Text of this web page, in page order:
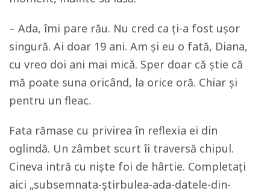
– Ada, îmi pare rău. Nu cred ca ți-a fost ușor
singură. Ai doar 19 ani. Am și eu o fată, Diana,
cu vreo doi ani mai mică. Sper doar că știe că
mă poate suna oricând, la orice oră. Chiar și
pentru un fleac.
Fata rămase cu privirea în reflexia ei din
oglindă. Un zâmbet scurt îi traversă chipul.
Cineva intră cu niște foi de hârtie. Completați
aici „subsemnata-știrbulea-ada-datele-din-